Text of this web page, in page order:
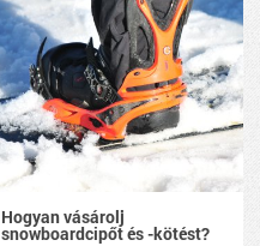
Hogyan vásárolj
snowboardcipőt és -kötést?